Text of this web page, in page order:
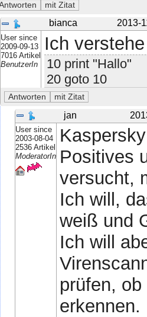
bianca 2013-
User since
2009-09-13
7016 Artikel
BenutzerIn
Ich
10 print "Hallo"
20 goto 10
jan
User since
2003-08-04
2536 Artikel
ModeratorIn Positives
versucht,
Ich will,
weiß und
Ich will
prüfen,
erkennen.